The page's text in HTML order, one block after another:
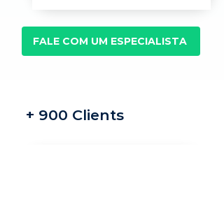
FALE COM UM ESPECIALISTA
+ 900 Clients